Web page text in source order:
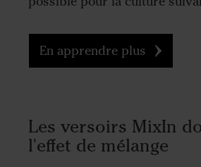
En apprendre plus
Les versoirs MixIn
l'effet de mélange